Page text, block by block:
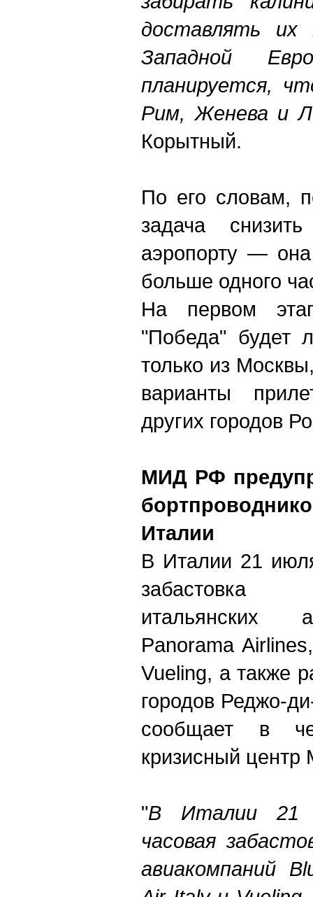
доставлять их
Западной
планируется,
Рим, Женева и
Корытный.
По его словам,
задача
аэропорту —
больше одного
На первом
"Победа" будет
только из
варианты
других городов
МИД РФ
Италии
В Италии 21
забастовка
итальянских
Panorama
Vueling, а также
городов Реджо-
сообщает в
кризисный
"В Италии 21
часовая
авиакомпаний